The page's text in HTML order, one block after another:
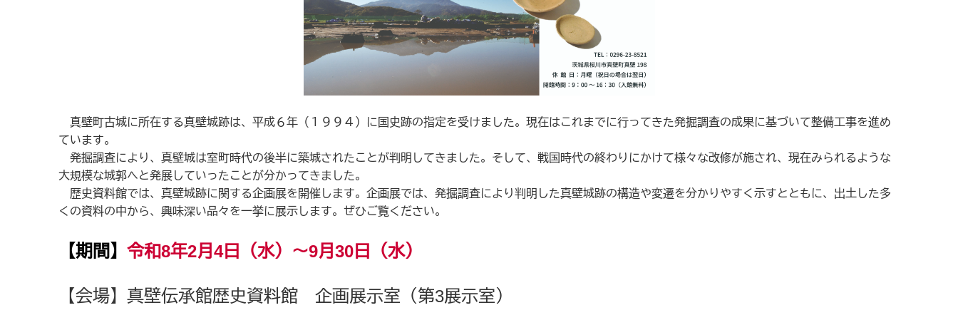
真壁町古城に所在する真壁城跡は、平成６年（１９９４）に国史跡の指定を受けました。現在はこれまでに行ってきた発掘調査の成果に基づいて整備工事を進め
ています。
発掘調査により、真壁城は室町時代の後半に築城されたことが判明してきました。そして、戦国時代の終わりにかけて様々な改修が施され、現在みられるような
大規模な城郭へと発展していったことが分かってきました。
歴史資料館では、真壁城跡に関する企画展を開催します。企画展では、発掘調査により判明した真壁城跡の構造や変遷を分かりやすく示すとともに、出土した多
くの資料の中から、興味深い品々を一挙に展示します。ぜひご覧ください。
【期間】 令和8年2月4日（水）～9月30日（水）
【会場】真壁伝承館歴史資料館 企画展示室（第3展示室）